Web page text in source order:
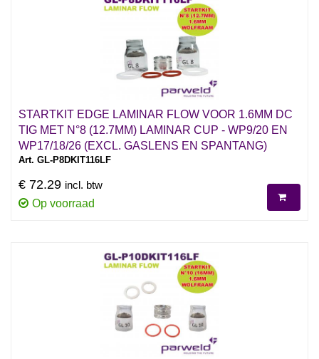
STARTKIT EDGE LAMINAR FLOW VOOR 1.6MM DC
TIG MET N°8 (12.7MM) LAMINAR CUP - WP9/20 EN
WP17/18/26 (EXCL. GASLENS EN SPANTANG)
Art. GL-P8DKIT116LF
€ 72.29 incl. btw
Op voorraad